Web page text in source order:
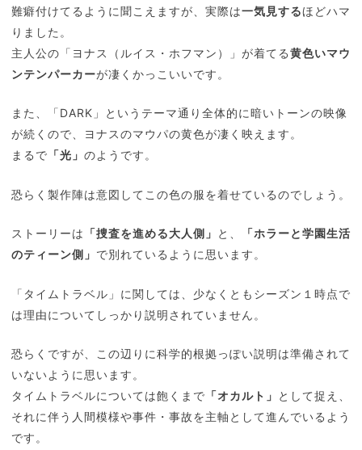
難癖付けてるように聞こえますが、実際は一気見するほどハマ
りました。
主人公の「ヨナス（ルイス・ホフマン）」が着てる黄色いマウ
ンテンパーカーが凄くかっこいいです。
また、「DARK」というテーマ通り全体的に暗いトーンの映像
が続くので、ヨナスのマウパの黄色が凄く映えます。
まるで 「光」 のようです。
恐らく製作陣は意図してこの色の服を着せているのでしょう。
ストーリーは 「捜査を進める大人側」 と、
「ホラーと学園生活
のティーン側」 で別れているように思います。
「タイムトラベル」に関しては、少なくともシーズン１時点で
は理由についてしっかり説明されていません。
恐らくですが、この辺りに科学的根拠っぽい説明は準備されて
いないように思います。
タイムトラベルについては飽くまで 「オカルト」 として捉え、
それに伴う人間模様や事件・事故を主軸として進んでいるよう
です。